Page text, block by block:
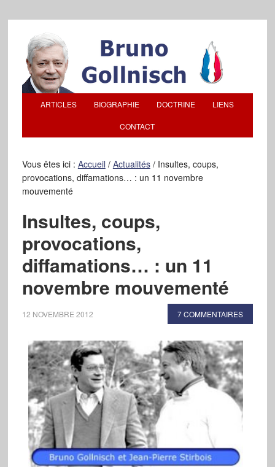
ARTICLES BIOGRAPHIE DOCTRINE LIENS
CONTACT
Vous êtes ici : Accueil / Actualités /Insultes, coups,
provocations, diffamations… : un 11 novembre
mouvementé
Insultes, coups,
provocations,
diffamations… : un 11
novembre mouvementé
12 NOVEMBRE 2012 7 COMMENTAIRES